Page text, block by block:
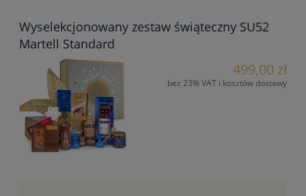
Wyselekcjonowany zestaw świąteczny SU52
Martell Standard
499,00 zł
bez 23% VAT i kosztów dostawy